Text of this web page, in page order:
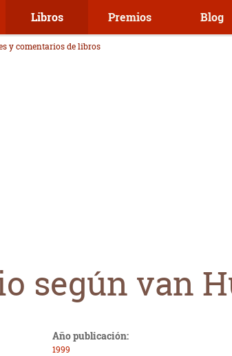
Libros Premios Blog
y comentarios de libros
según van
Año publicación:
1999